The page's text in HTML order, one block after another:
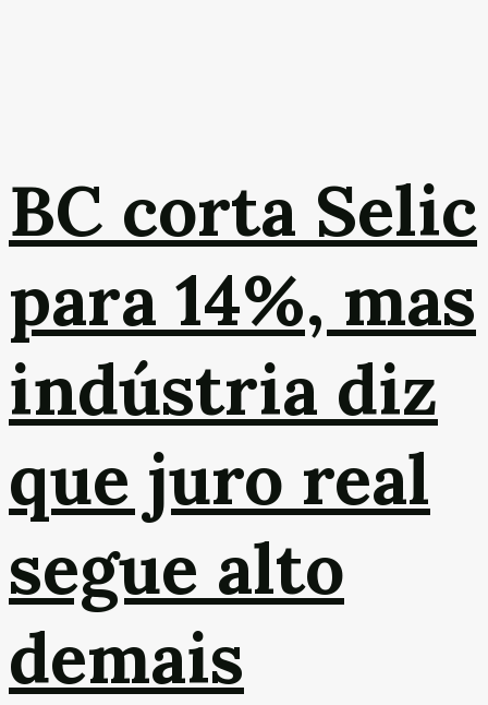
BC corta Selic
para 14%, mas
indústria diz
que juro real
segue alto
demais